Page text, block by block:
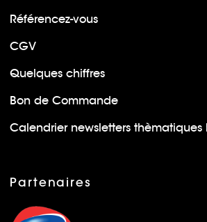
Référencez-vous
CGV
Quelques chiffres
Bon de Commande
Calendrier newsletters thèmatiques
Partenaires